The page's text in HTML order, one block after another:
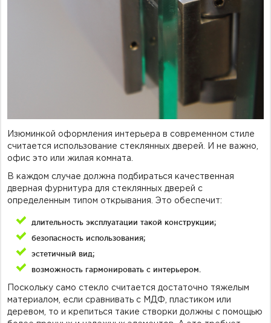
Фурнитура для душевых ограждений (распашная серия)
Двери межкомнатные цельностеклянные
Изюминкой оформления интерьера в современном стиле
считается использование стеклянных дверей. И не важно,
офис это или жилая комната.
В каждом случае должна подбираться качественная
дверная фурнитура для стеклянных дверей с
определенным типом открывания. Это обеспечит:
длительность эксплуатации такой конструкции;
безопасность использования;
эстетичный вид;
возможность гармонировать с интерьером.
Поскольку само стекло считается достаточно тяжелым
материалом, если сравнивать с МДФ, пластиком или
деревом, то и крепиться такие створки должны с помощью